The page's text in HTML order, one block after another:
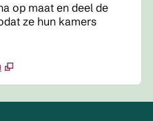
op maat en deel de
ze hun kamers